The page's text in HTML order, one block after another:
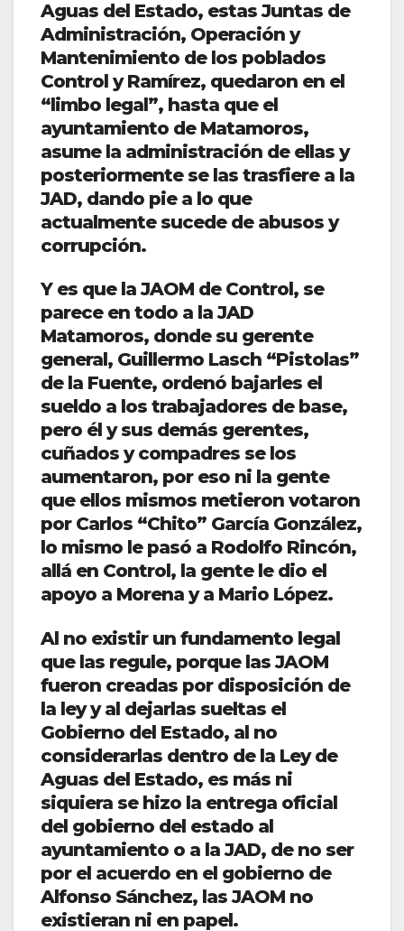
Aguas del Estado, estas Juntas de
Administración, Operación y
Mantenimiento de los poblados
Control y Ramírez, quedaron en el
“limbo legal”, hasta que el
ayuntamiento de Matamoros,
asume la administración de ellas y
posteriormente se las trasfiere a la
JAD, dando pie a lo que
actualmente sucede de abusos y
corrupción.
Y es que la JAOM de Control, se
parece en todo a la JAD
Matamoros, donde su gerente
general, Guillermo Lasch “Pistolas”
de la Fuente, ordenó bajarles el
sueldo a los trabajadores de base,
pero él y sus demás gerentes,
cuñados y compadres se los
aumentaron, por eso ni la gente
que ellos mismos metieron votaron
por Carlos “Chito” García González,
lo mismo le pasó a Rodolfo Rincón,
allá en Control, la gente le dio el
apoyo a Morena y a Mario López.
Al no existir un fundamento legal
que las regule, porque las JAOM
fueron creadas por disposición de
la ley y al dejarlas sueltas el
Gobierno del Estado, al no
considerarlas dentro de la Ley de
Aguas del Estado, es más ni
siquiera se hizo la entrega oficial
del gobierno del estado al
ayuntamiento o a la JAD, de no ser
por el acuerdo en el gobierno de
Alfonso Sánchez, las JAOM no
existieran ni en papel.